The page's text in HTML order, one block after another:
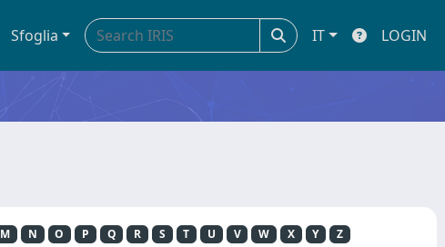
Sfoglia IT LOGIN
M N O P Q R S T U V W X Y Z